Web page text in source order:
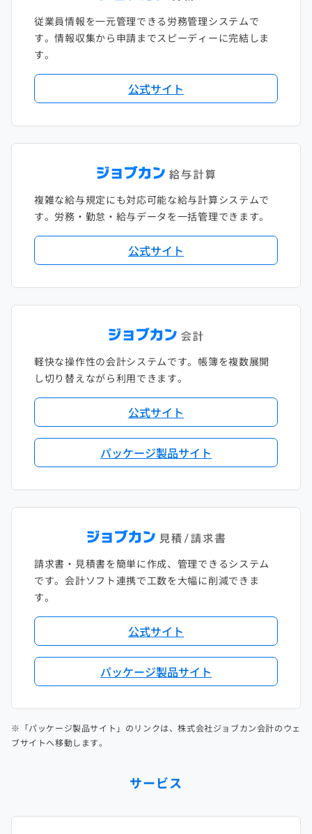
従業員情報を一元管理できる労務管理システムで
す。情報収集から申請までスピーディーに完結しま
す。
公式サイト
複雑な給与規定にも対応可能な給与計算システムで
す。労務・勤怠・給与データを一括管理できます。
公式サイト
軽快な操作性の会計システムです。帳簿を複数展開
し切り替えながら利用できます。
公式サイト
パッケージ製品サイト
請求書・見積書を簡単に作成、管理できるシステム
です。会計ソフト連携で工数を大幅に削減できま
す。
公式サイト
パッケージ製品サイト
※「パッケージ製品サイト」のリンクは、株式会社ジョブカン会計のウェ
ブサイトへ移動します。
サービス